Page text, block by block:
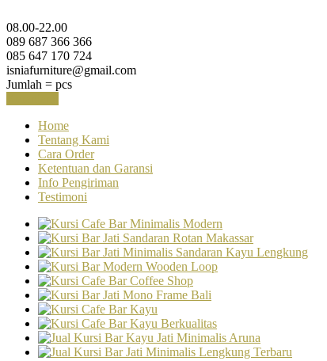
08.00-22.00
089 687 366 366
085 647 170 724
isniafurniture@gmail.com
Jumlah = pcs
Home
Tentang Kami
Cara Order
Ketentuan dan Garansi
Info Pengiriman
Testimoni